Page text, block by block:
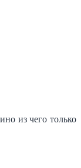
из чего только